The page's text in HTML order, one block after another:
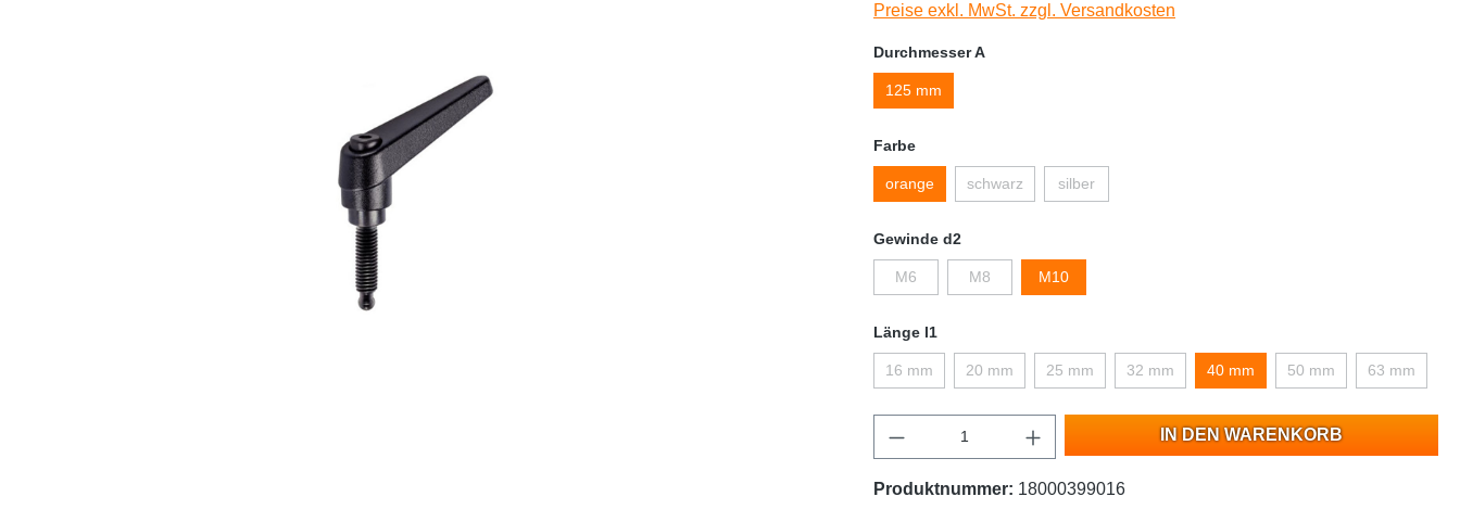
Preise exkl. MwSt. zzgl. Versandkosten
Durchmesser A
125 mm
Farbe
orange schwarz silber
Gewinde d2
M6 M8 M10
Länge l1
16 mm 20 mm 25 mm 32 mm 40 mm 50 mm 63 mm
IN DEN WARENKORB
Produktnummer: 18000399016